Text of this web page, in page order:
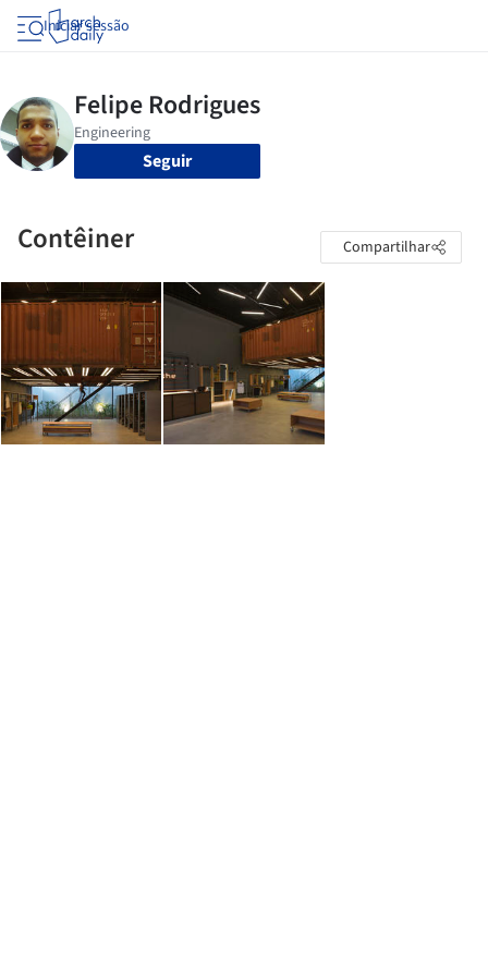
Iniciar sessão
Seguir
Contêiner Compartilhar